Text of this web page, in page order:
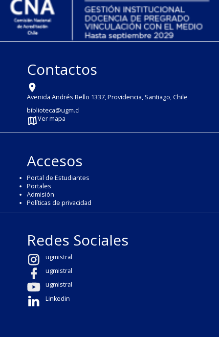
Contactos
Avenida Andrés Bello 1337, Providencia, Santiago, Chile
biblioteca@ugm.cl
Ver mapa
Accesos
Portal de Estudiantes
Portales
Admisión
Políticas de privacidad
Redes Sociales
ugmistral
ugmistral
ugmistral
Linkedin